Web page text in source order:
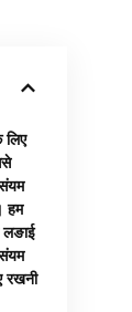
लिए
हम
लङाई
रखनी